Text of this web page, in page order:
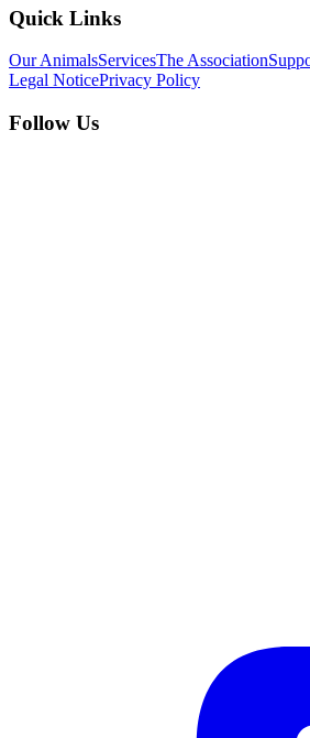
Quick Links
Our AnimalsServicesThe Association
Legal NoticePrivacy Policy
Follow Us